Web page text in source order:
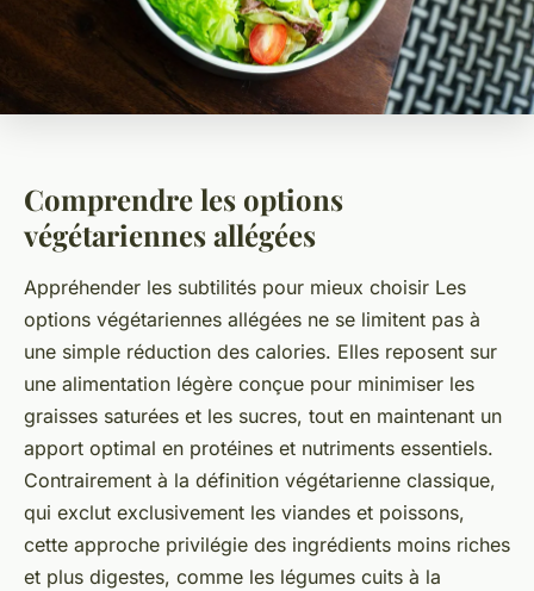
Comprendre les options
végétariennes allégées
Appréhender les subtilités pour mieux choisir Les
options végétariennes allégées ne se limitent pas à
une simple réduction des calories. Elles reposent sur
une alimentation légère conçue pour minimiser les
graisses saturées et les sucres, tout en maintenant un
apport optimal en protéines et nutriments essentiels.
Contrairement à la définition végétarienne classique,
qui exclut exclusivement les viandes et poissons,
cette approche privilégie des ingrédients moins riches
et plus digestes, comme les légumes cuits à la